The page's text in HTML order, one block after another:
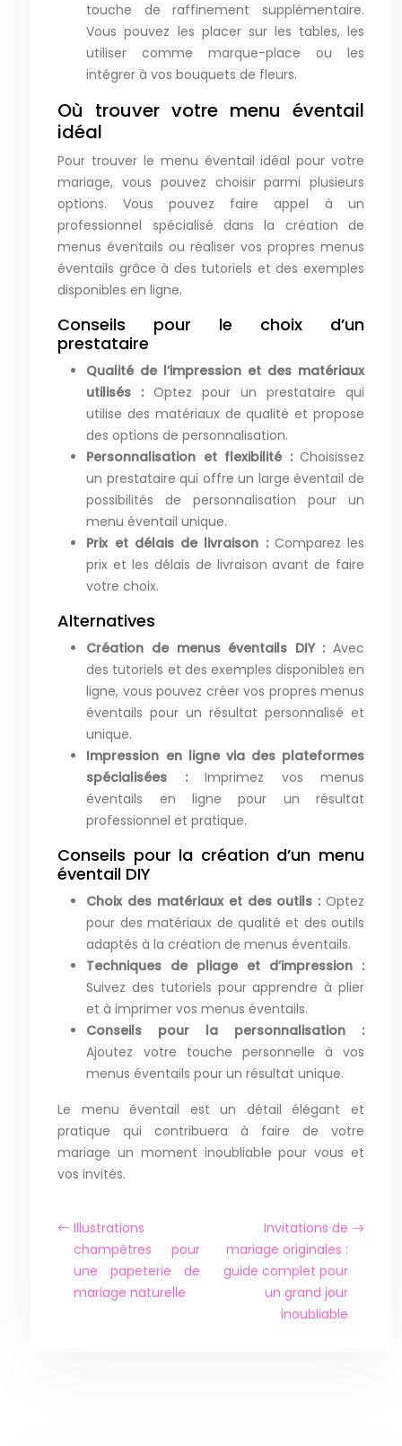
touche de raffinement supplémentaire.
Vous pouvez les placer sur les tables, les
utiliser comme marque-place ou les
intégrer à vos bouquets de fleurs.
Où trouver votre menu éventail
idéal
Pour trouver le menu éventail idéal pour votre
mariage, vous pouvez choisir parmi plusieurs
options. Vous pouvez faire appel à un
professionnel spécialisé dans la création de
menus éventails ou réaliser vos propres menus
éventails grâce à des tutoriels et des exemples
disponibles en ligne.
Conseils pour le choix d’un
prestataire
Qualité de l’impression et des matériaux
utilisés :Optez pour un prestataire qui
utilise des matériaux de qualité et propose
des options de personnalisation.
Personnalisation et flexibilité : Choisissez
un prestataire qui offre un large éventail de
possibilités de personnalisation pour un
menu éventail unique.
Prix et délais de livraison : Comparez les
prix et les délais de livraison avant de faire
votre choix.
Alternatives
Création de menus éventails DIY : Avec
des tutoriels et des exemples disponibles en
ligne, vous pouvez créer vos propres menus
éventails pour un résultat personnalisé et
unique.
Impression en ligne via des plateformes
spécialisées :Imprimez vos menus
éventails en ligne pour un résultat
professionnel et pratique.
Conseils pour la création d’un menu
éventail DIY
Choix des matériaux et des outils : Optez
pour des matériaux de qualité et des outils
adaptés à la création de menus éventails.
Techniques de pliage et d’impression :
Suivez des tutoriels pour apprendre à plier
et à imprimer vos menus éventails.
Conseils pour la personnalisation :
Ajoutez votre touche personnelle à vos
menus éventails pour un résultat unique.
Le menu éventail est un détail élégant et
pratique qui contribuera à faire de votre
mariage un moment inoubliable pour vous et
vos invités.
Illustrations
champêtres pour
une papeterie de
mariage naturelle
Invitations de
mariage originales :
guide complet pour
un grand jour
inoubliable